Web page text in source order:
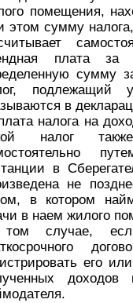
помещения,
этом сумму
плата
сумму
подлежащий
в
налога на
налог
в
не
в котором
в наем жилого
случае,
его
доходов